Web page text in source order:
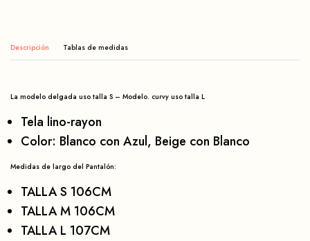
Descripción
La modelo delgada uso talla S – Modelo. curvy uso talla L
Tela lino-rayon
Color: Blanco con Azul, Beige con Blanco
Medidas de largo del Pantalón:
TALLA S 106CM
TALLA M 106CM
TALLA L 107CM